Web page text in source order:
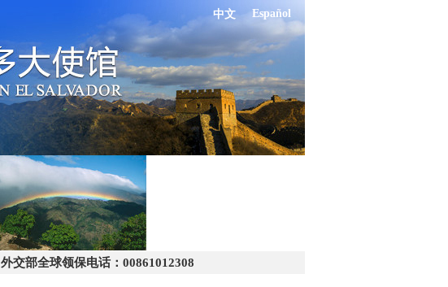
中文 Español
外交部全球领保电话：00861012308